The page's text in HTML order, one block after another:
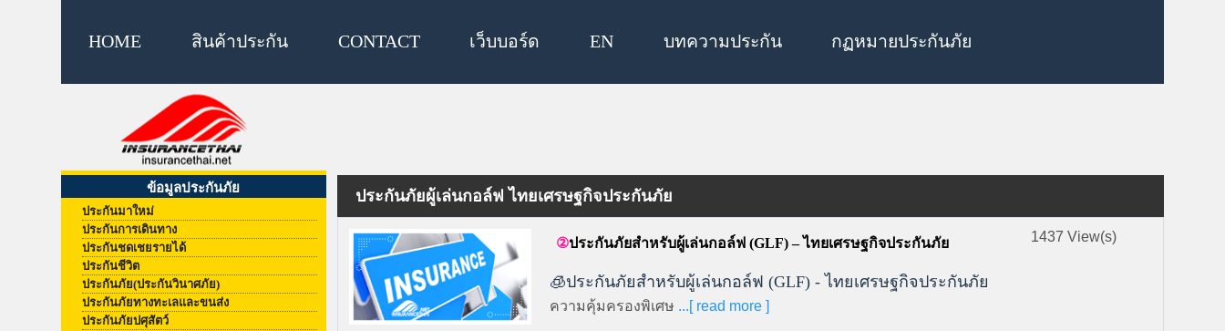
HOME สินค้าประกัน CONTACT เว็บบอร์ด EN บทความประกัน กฏหมายประกันภัย
ข้อมูลประกันภัย
ประกันมาใหม่
ประกันการเดินทาง
ประกันชดเชยรายได้
ประกันชีวิต
ประกันภัย(ประกันวินาศภัย)
ประกันภัยทางทะเลและขนส่ง
ประกันภัยปศุสัตว์
ประกันภัยผู้เล่นกอล์ฟ ไทยเศรษฐกิจประกันภัย
ประกันภัยสำหรับผู้เล่นกอล์ฟ (GLF) – ไทยเศรษฐกิจประกันภัย
🧊ประกันภัยสำหรับผู้เล่นกอล์ฟ (GLF) - ไทยเศรษฐกิจประกันภัย
ความคุ้มครองพิเศษ ...[ read more ]
1437 View(s)